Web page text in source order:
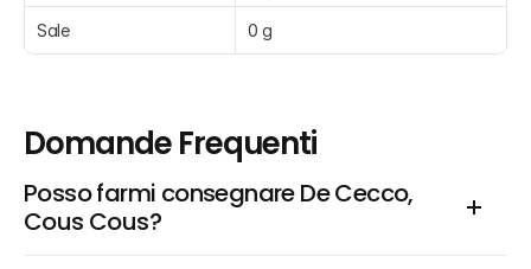
Sale 0 g
Domande Frequenti
Posso farmi consegnare De Cecco,
Cous Cous?